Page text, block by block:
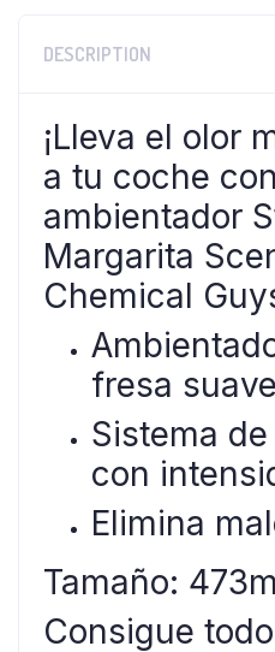
DESCRIPTION
¡Lleva el olor
a tu coche
ambientador
Margarita
Chemical
fresa
Sistema
con
Elimina
Tamaño:
Consigue